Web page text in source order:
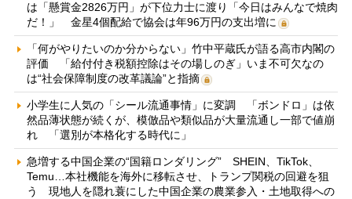
は「懸賞金2826万円」が下位力士に渡り「今日はみんなで焼肉
だ！」 金星4個配給で協会は年96万円の支出増に
「何がやりたいのか分からない」竹中平蔵氏が語る高市内閣の
評価 「給付付き税額控除はその場しのぎ」いま不可欠なの
は“社会保障制度の改革議論”と指摘
小学生に人気の「シール流通事情」に変調 「ボンドロ」は依
然品薄状態が続くが、模倣品や類似品が大量流通し一部で値崩
れ 「選別が本格化する時代に」
急増する中国企業の“国籍ロンダリング” SHEIN、TikTok、
Temu…本社機能を海外に移転させ、トランプ関税の回避を狙
う 現地人を隠れ蓑にした中国企業の農業参入・土地取得への